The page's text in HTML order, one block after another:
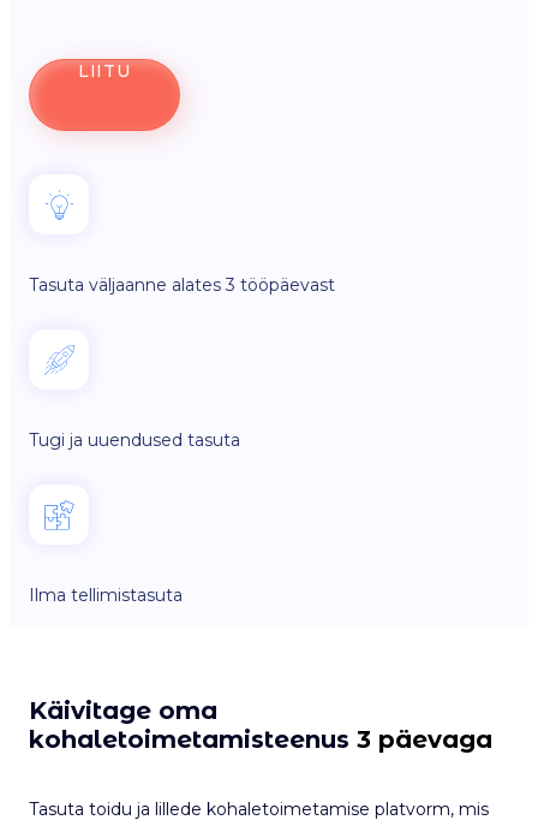
LIITU
Tasuta väljaanne alates 3 tööpäevast
Tugi ja uuendused tasuta
Ilma tellimistasuta
Käivitage oma
kohaletoimetamisteenus 3 päevaga
Tasuta toidu ja lillede kohaletoimetamise platvorm, mis